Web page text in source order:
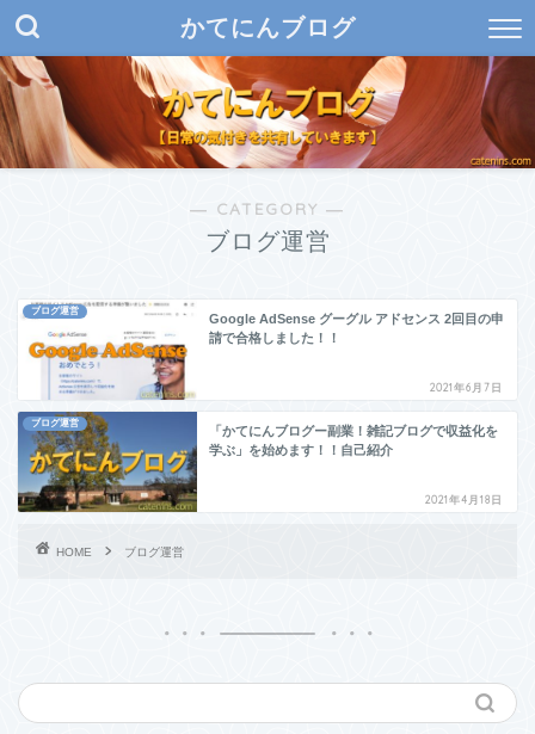
かてにんブログ
― CATEGORY ―
ブログ運営
ブログ運営
Google AdSense グーグル アドセンス 2回目の申
請で合格しました！！
2021年6月7日
ブログ運営
「かてにんブログー副業！雑記ブログで収益化を
学ぶ」を始めます！！自己紹介
2021年4月18日
HOME ブログ運営